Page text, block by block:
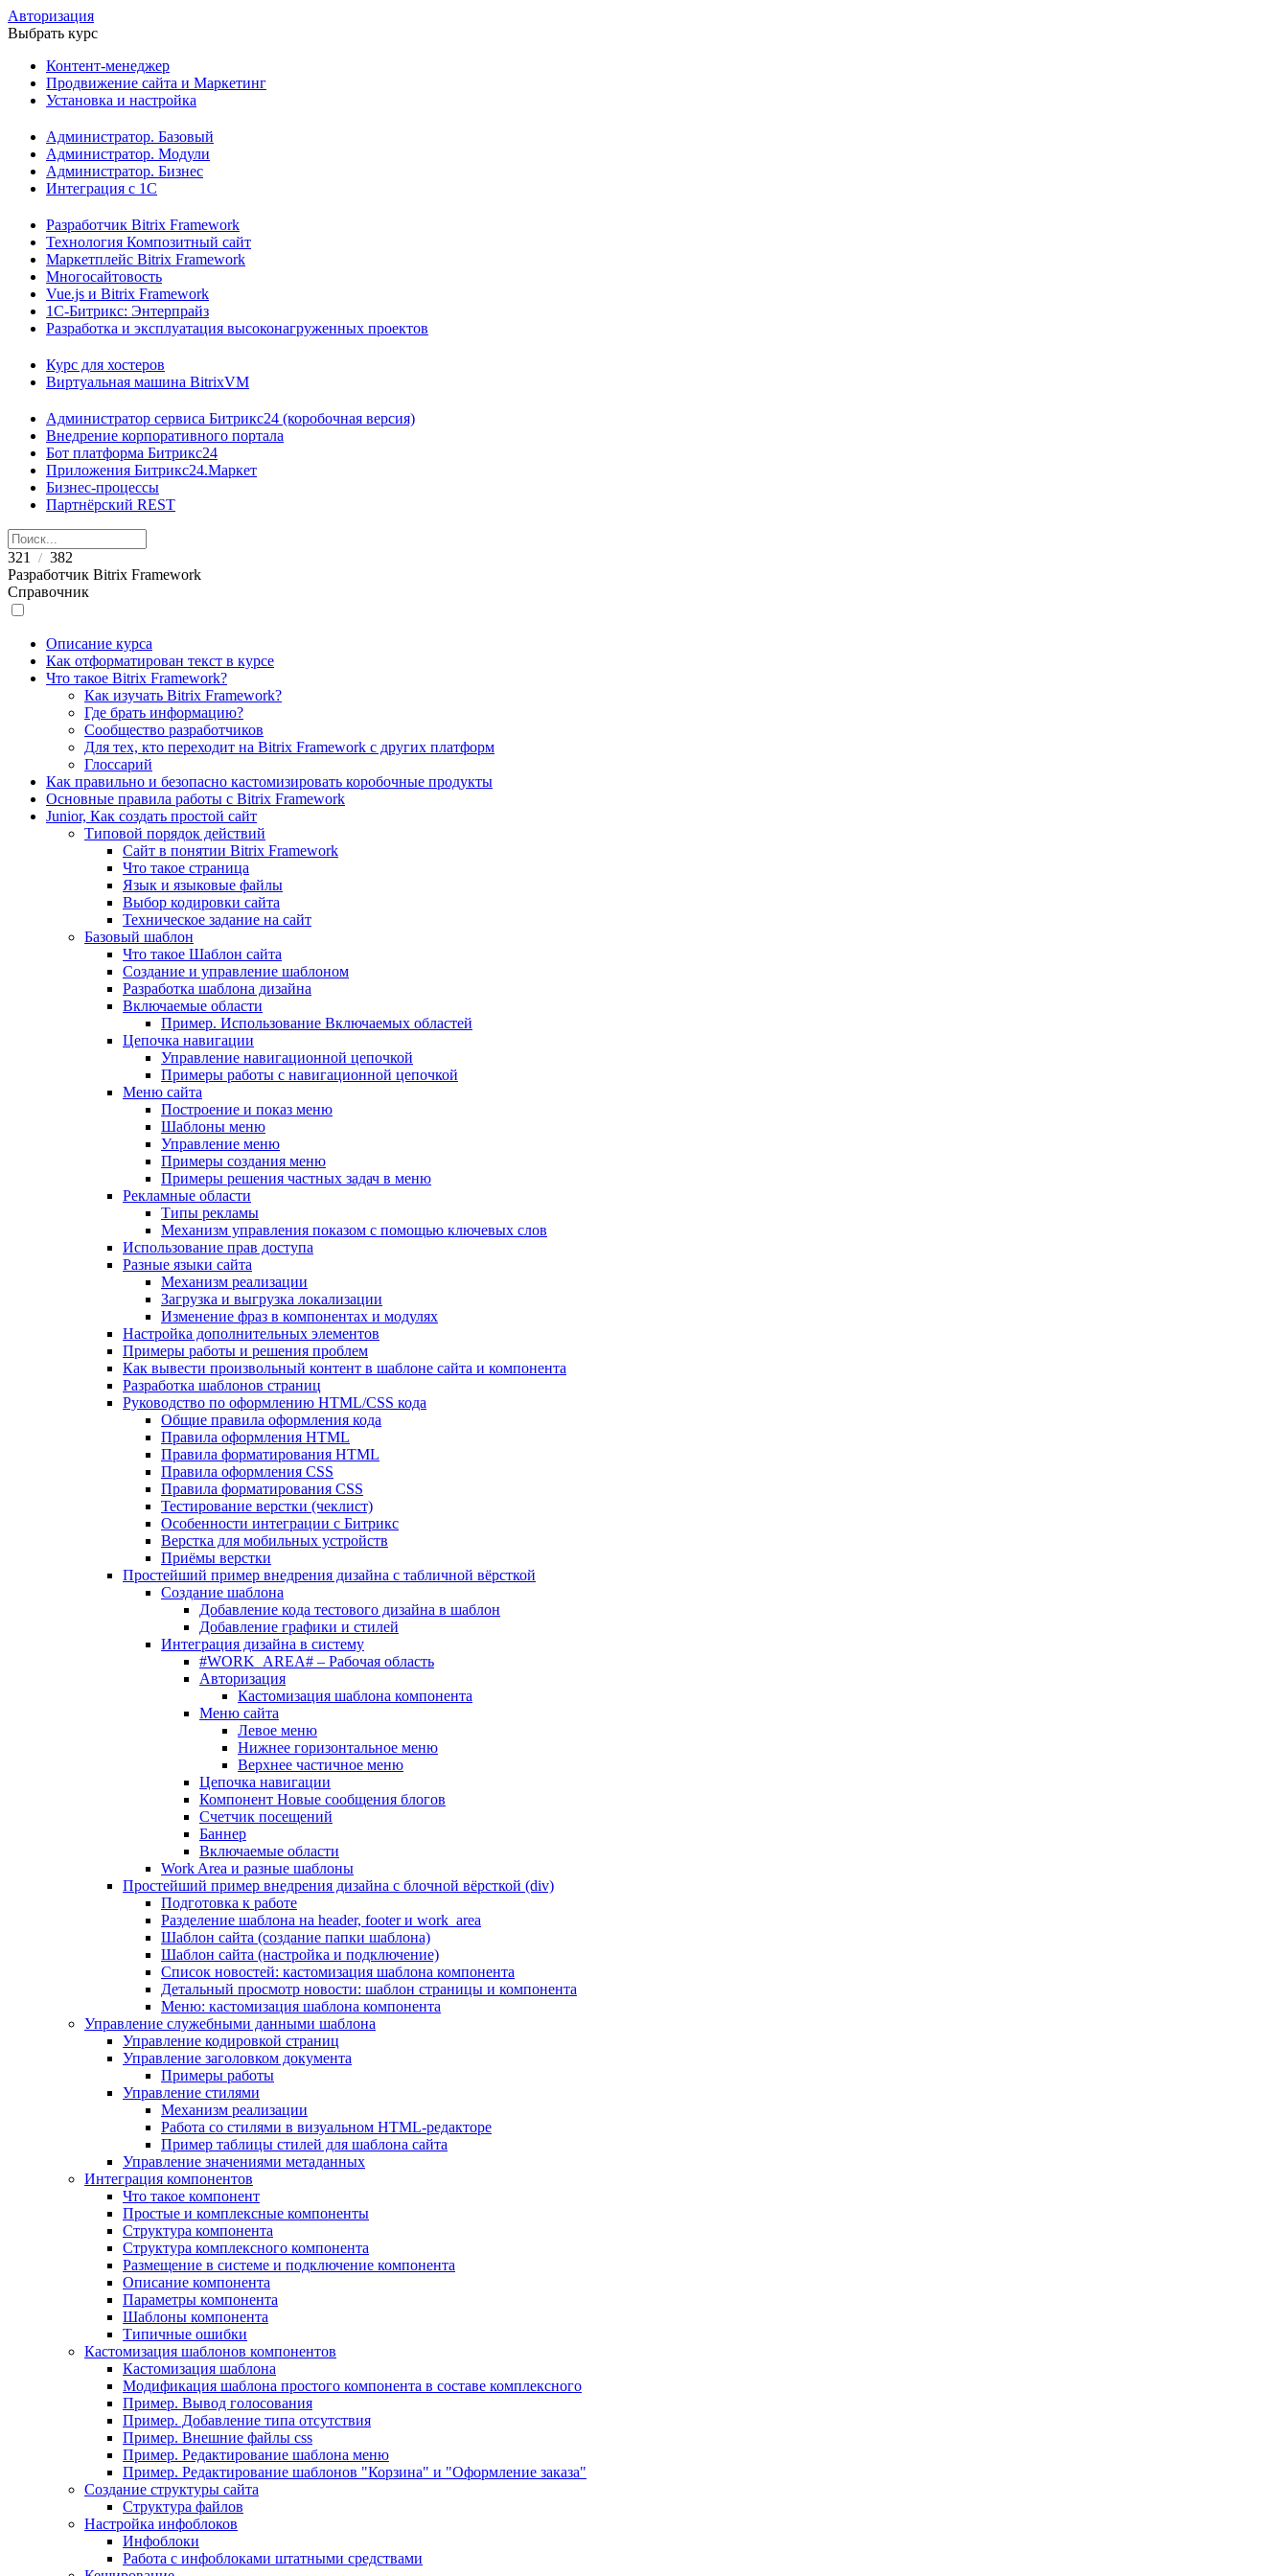
Авторизация
Выбрать курс
Контент-менеджер
Продвижение сайта и Маркетинг
Установка и настройка
Администратор. Базовый
Администратор. Модули
Администратор. Бизнес
Интеграция с 1С
Разработчик Bitrix Framework
Технология Композитный сайт
Маркетплейс Bitrix Framework
Многосайтовость
Vue.js и Bitrix Framework
1С-Битрикс: Энтерпрайз
Разработка и эксплуатация высоконагруженных проектов
Курс для хостеров
Виртуальная машина BitrixVM
Администратор сервиса Битрикс24 (коробочная версия)
Внедрение корпоративного портала
Бот платформа Битрикс24
Приложения Битрикс24.Маркет
Бизнес-процессы
Партнёрский REST
321 / 382
Разработчик Bitrix Framework
Справочник
Описание курса
Как отформатирован текст в курсе
Что такое Bitrix Framework?
Как изучать Bitrix Framework?
Где брать информацию?
Сообщество разработчиков
Для тех, кто переходит на Bitrix Framework с других платформ
Глоссарий
Как правильно и безопасно кастомизировать коробочные продукты
Основные правила работы с Bitrix Framework
Junior, Как создать простой сайт
Типовой порядок действий
Сайт в понятии Bitrix Framework
Что такое страница
Язык и языковые файлы
Выбор кодировки сайта
Техническое задание на сайт
Базовый шаблон
Что такое Шаблон сайта
Создание и управление шаблоном
Разработка шаблона дизайна
Включаемые области
Пример. Использование Включаемых областей
Цепочка навигации
Управление навигационной цепочкой
Примеры работы с навигационной цепочкой
Меню сайта
Построение и показ меню
Шаблоны меню
Управление меню
Примеры создания меню
Примеры решения частных задач в меню
Рекламные области
Типы рекламы
Механизм управления показом с помощью ключевых слов
Использование прав доступа
Разные языки сайта
Механизм реализации
Загрузка и выгрузка локализации
Изменение фраз в компонентах и модулях
Настройка дополнительных элементов
Примеры работы и решения проблем
Как вывести произвольный контент в шаблоне сайта и компонента
Разработка шаблонов страниц
Руководство по оформлению HTML/CSS кода
Общие правила оформления кода
Правила оформления HTML
Правила форматирования HTML
Правила оформления CSS
Правила форматирования CSS
Тестирование верстки (чеклист)
Особенности интеграции с Битрикс
Верстка для мобильных устройств
Приёмы верстки
Простейший пример внедрения дизайна с табличной вёрсткой
Создание шаблона
Добавление кода тестового дизайна в шаблон
Добавление графики и стилей
Интеграция дизайна в систему
#WORK_AREA# – Рабочая область
Авторизация
Кастомизация шаблона компонента
Меню сайта
Левое меню
Нижнее горизонтальное меню
Верхнее частичное меню
Цепочка навигации
Компонент Новые сообщения блогов
Счетчик посещений
Баннер
Включаемые области
Work Area и разные шаблоны
Простейший пример внедрения дизайна с блочной вёрсткой (div)
Подготовка к работе
Разделение шаблона на header, footer и work_area
Шаблон сайта (создание папки шаблона)
Шаблон сайта (настройка и подключение)
Список новостей: кастомизация шаблона компонента
Детальный просмотр новости: шаблон страницы и компонента
Меню: кастомизация шаблона компонента
Управление служебными данными шаблона
Управление кодировкой страниц
Управление заголовком документа
Примеры работы
Управление стилями
Механизм реализации
Работа со стилями в визуальном HTML-редакторе
Пример таблицы стилей для шаблона сайта
Управление значениями метаданных
Интеграция компонентов
Что такое компонент
Простые и комплексные компоненты
Структура компонента
Структура комплексного компонента
Размещение в системе и подключение компонента
Описание компонента
Параметры компонента
Шаблоны компонента
Типичные ошибки
Кастомизация шаблонов компонентов
Кастомизация шаблона
Модификация шаблона простого компонента в составе комплексного
Пример. Вывод голосования
Пример. Добавление типа отсутствия
Пример. Внешние файлы css
Пример. Редактирование шаблона меню
Пример. Редактирование шаблонов "Корзина" и "Оформление заказа"
Создание структуры сайта
Структура файлов
Настройка инфоблоков
Инфоблоки
Работа с инфоблоками штатными средствами